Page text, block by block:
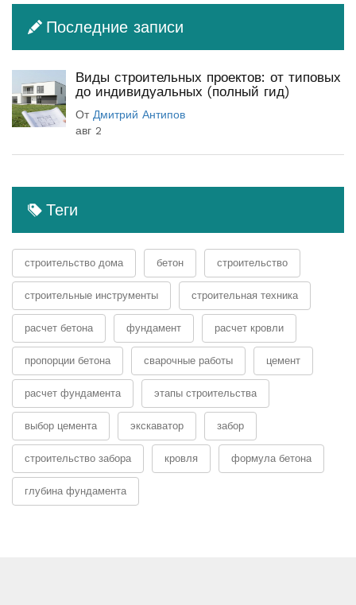
Последние записи
Виды строительных проектов: от типовых
до индивидуальных (полный гид)
От Дмитрий Антипов
авг 2
Теги
строительство дома бетон строительство
строительные инструменты строительная техника
расчет бетона фундамент расчет кровли
пропорции бетона сварочные работы цемент
расчет фундамента этапы строительства
выбор цемента экскаватор забор
строительство забора кровля формула бетона
глубина фундамента